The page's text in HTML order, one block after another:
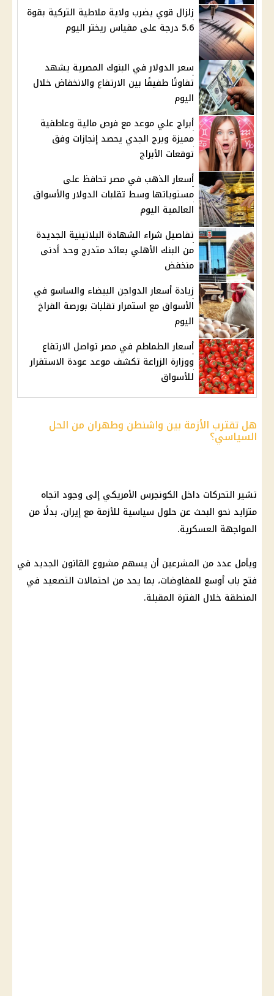
زلزال قوي يضرب ولاية ملاطية التركية بقوة
5.6 درجة على مقياس ريختر اليوم
سعر الدولار في البنوك المصرية يشهد
تفاوتًا طفيفًا بين الارتفاع والانخفاض خلال
اليوم
أبراج علي موعد مع فرص مالية وعاطفية
مميزة وبرج الجدي يحصد إنجازات وفق
توقعات الأبراج
أسعار الذهب في مصر تحافظ على
مستوياتها وسط تقلبات الدولار والأسواق
العالمية اليوم
تفاصيل شراء الشهادة البلاتينية الجديدة
من البنك الأهلي بعائد متدرج وحد أدنى
منخفض
زيادة أسعار الدواجن البيضاء والساسو في
الأسواق مع استمرار تقلبات بورصة الفراخ
اليوم
أسعار الطماطم في مصر تواصل الارتفاع
ووزارة الزراعة تكشف موعد عودة الاستقرار
للأسواق
هل تقترب الأزمة بين واشنطن وطهران من الحل
السياسي؟
تشير التحركات داخل الكونجرس الأمريكي إلى وجود اتجاه
متزايد نحو البحث عن حلول سياسية للأزمة معإيران، بدلًا من
المواجهة العسكرية.
ويأمل عدد من المشرعين أن يسهم مشروع القانون الجديد في
فتح باب أوسع للمفاوضات، بما يحد من احتمالات التصعيد في
المنطقة خلال الفترة المقبلة.